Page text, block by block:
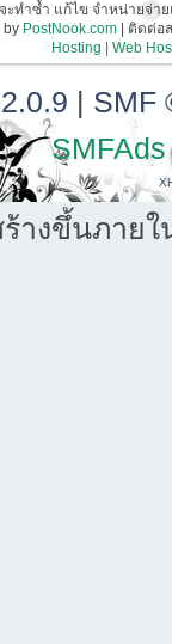
ทำซ้ำ แก้ไข จำหน่ายจ่า
by PostNook.com| ติดต่อส
Hosting | Web
| SMF
SMFAds
างขึ้นภายใ